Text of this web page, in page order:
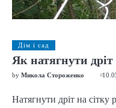
Дім і сад
Як натягнути дріт
by Микола Стороженко
Натягнути дріт на сітку